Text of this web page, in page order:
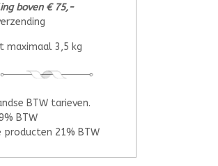
boven € 75,-
maximaal 3,5 kg
BTW tarieven.
BTW
producten 21% BTW